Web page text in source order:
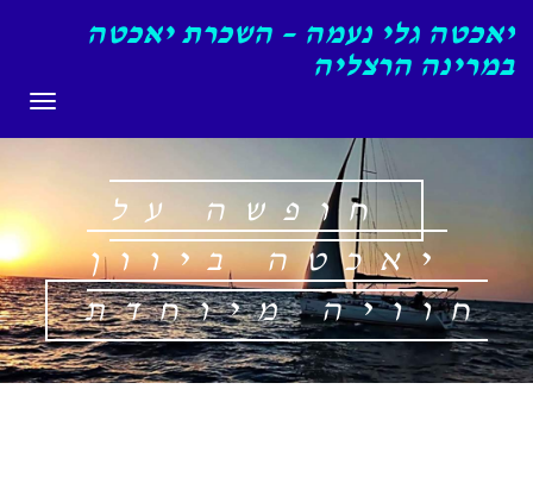
יאכטה גלי נעמה – השכרת יאכטה
במרינה הרצליה
חופשה על
יאכטה ביוון
חוויה מיוחדת